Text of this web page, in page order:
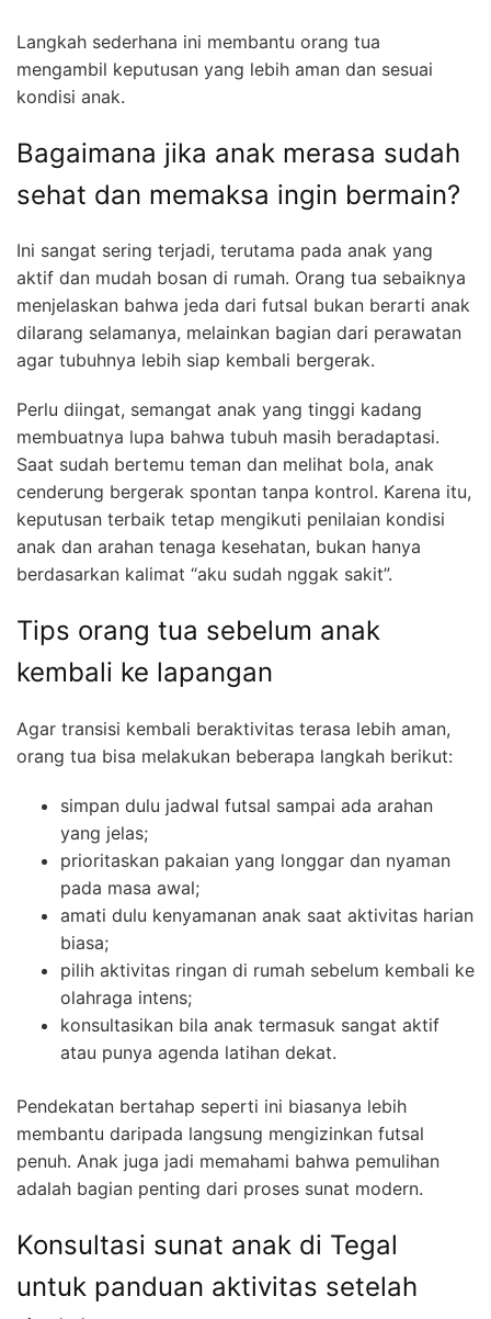
Langkah sederhana ini membantu orang tua
mengambil keputusan yang lebih aman dan sesuai
kondisi anak.
Bagaimana jika anak merasa sudah
sehat dan memaksa ingin bermain?
Ini sangat sering terjadi, terutama pada anak yang
aktif dan mudah bosan di rumah. Orang tua sebaiknya
menjelaskan bahwa jeda dari futsal bukan berarti anak
dilarang selamanya, melainkan bagian dari perawatan
agar tubuhnya lebih siap kembali bergerak.
Perlu diingat, semangat anak yang tinggi kadang
membuatnya lupa bahwa tubuh masih beradaptasi.
Saat sudah bertemu teman dan melihat bola, anak
cenderung bergerak spontan tanpa kontrol. Karena itu,
keputusan terbaik tetap mengikuti penilaian kondisi
anak dan arahan tenaga kesehatan, bukan hanya
berdasarkan kalimat “aku sudah nggak sakit”.
Tips orang tua sebelum anak
kembali ke lapangan
Agar transisi kembali beraktivitas terasa lebih aman,
orang tua bisa melakukan beberapa langkah berikut:
simpan dulu jadwal futsal sampai ada arahan
yang jelas;
prioritaskan pakaian yang longgar dan nyaman
pada masa awal;
amati dulu kenyamanan anak saat aktivitas harian
biasa;
pilih aktivitas ringan di rumah sebelum kembali ke
olahraga intens;
konsultasikan bila anak termasuk sangat aktif
atau punya agenda latihan dekat.
Pendekatan bertahap seperti ini biasanya lebih
membantu daripada langsung mengizinkan futsal
penuh. Anak juga jadi memahami bahwa pemulihan
adalah bagian penting dari proses sunat modern.
Konsultasi sunat anak di Tegal
untuk panduan aktivitas setelah